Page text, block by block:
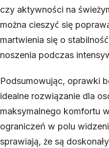
czy aktywności na
można cieszyć się
martwienia się o
noszenia podczas
Podsumowując, oprawki
idealne rozwiązanie dla
maksymalnego komfortu
ograniczeń w polu
sprawiają, że są